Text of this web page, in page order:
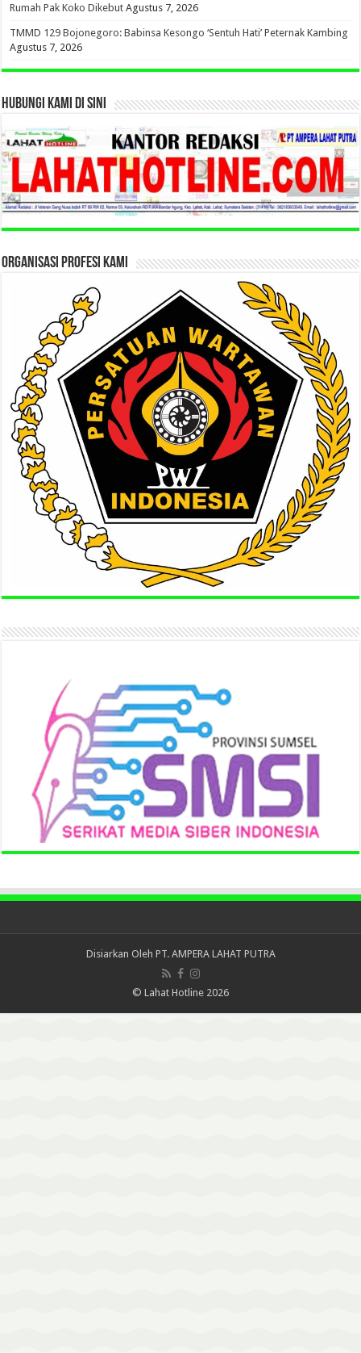
Rumah Pak Koko Dikebut Agustus 7, 2026
TMMD 129 Bojonegoro: Babinsa Kesongo ‘Sentuh Hati’ Peternak Kambing
Agustus 7, 2026
HUBUNGI KAMI DI SINI
ORGANISASI PROFESI KAMI
Disiarkan Oleh PT. AMPERA LAHAT PUTRA
© Lahat Hotline 2026